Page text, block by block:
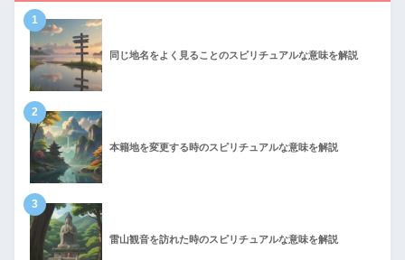
1
同じ地名をよく見ることのスピリチュアルな意味を解説
2
本籍地を変更する時のスピリチュアルな意味を解説
3
雷山観音を訪れた時のスピリチュアルな意味を解説